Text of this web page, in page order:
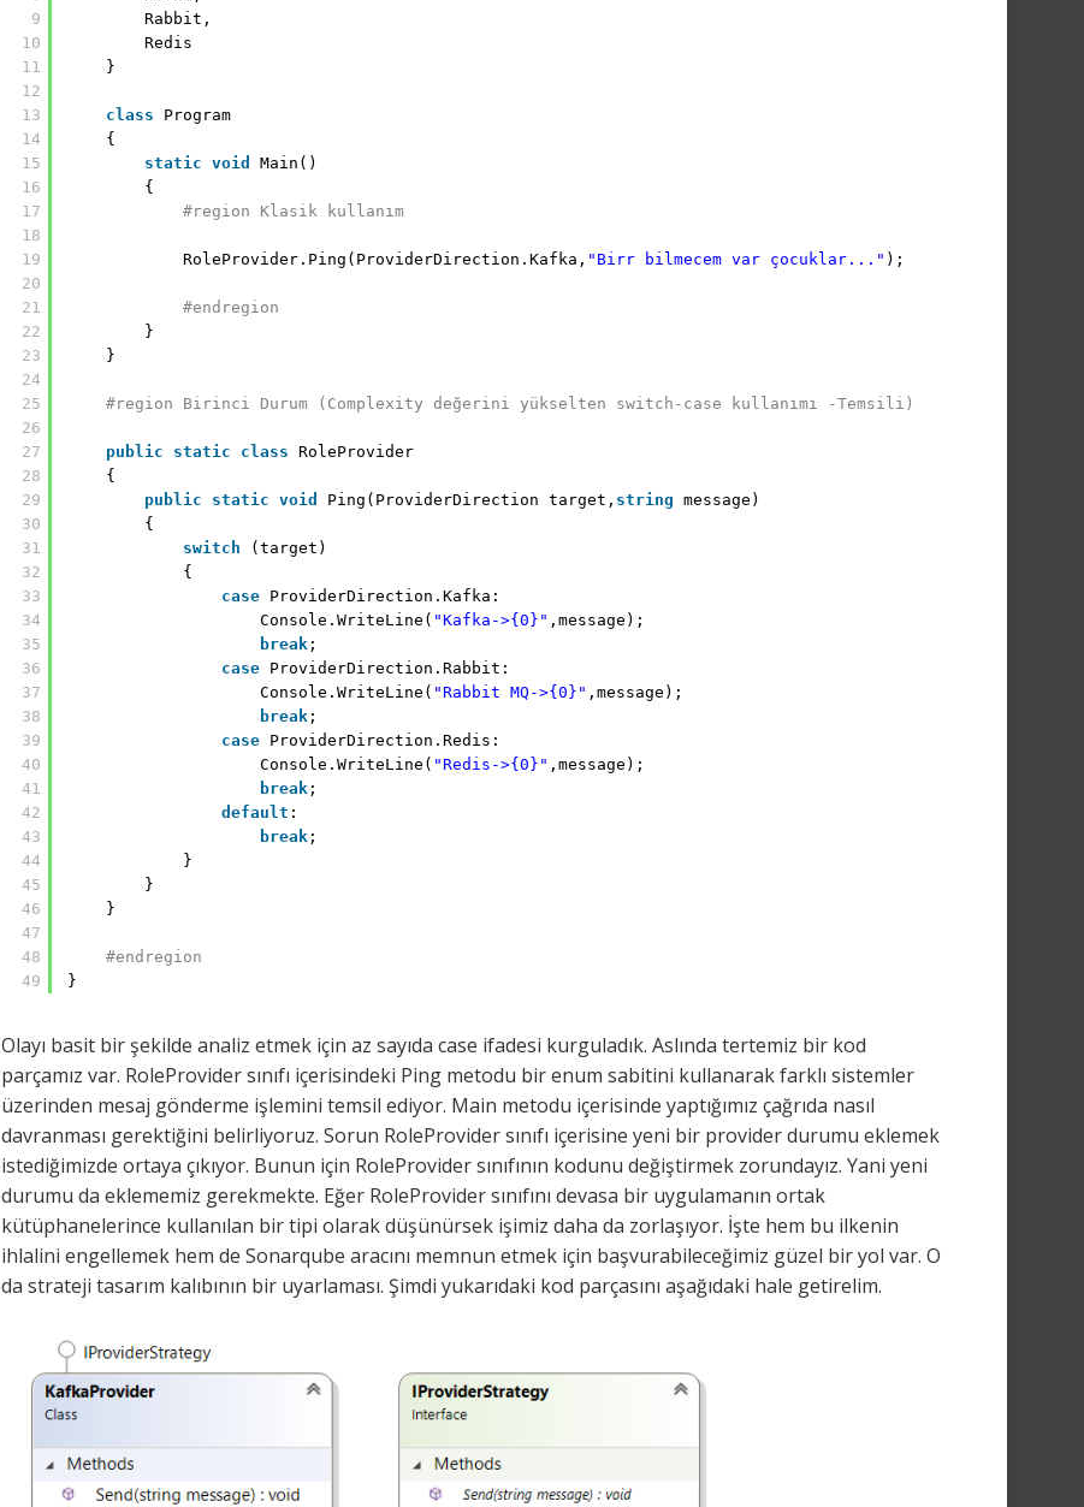
9
10
11
12
13
14
15
16
17
18
19
20
21
22
23
24
25
26
27
28
29
30
31
32
33
34
35
36
37
38
39
40
41
42
43
44
45
46
47
48
49
Rabbit,
Redis
}
class
Program
{
static void
Main()
{
#region Klasik kullanım
RoleProvider.Ping(ProviderDirection.Kafka, "Birr bilmecem var çocuklar..." );
#endregion
}
}
#region Birinci Durum (Complexity değerini yükselten switch-case kullanımı -Temsili)
public static class RoleProvider
{
public
static void Ping(ProviderDirection target, string message)
{
switch
(target)
{
case ProviderDirection.Kafka:
Console.WriteLine( "Kafka->{0}" ,message);
break ;
case ProviderDirection.Rabbit:
Console.WriteLine( "Rabbit MQ->{0}" ,message);
break ;
case ProviderDirection.Redis:
Console.WriteLine( "Redis->{0}" ,message);
break ;
default :
break ;
}
}
}
#endregion
}
Olayı basit bir şekilde analiz etmek için az sayıda case ifadesi kurguladık. Aslında tertemiz bir kod
parçamız var. RoleProvider sınıfı içerisindeki Ping metodu bir enum sabitini kullanarak farklı sistemler
üzerinden mesaj gönderme işlemini temsil ediyor. Main metodu içerisinde yaptığımız çağrıda nasıl
davranması gerektiğini belirliyoruz. Sorun RoleProvider sınıfı içerisine yeni bir provider durumu eklemek
istediğimizde ortaya çıkıyor. Bunun için RoleProvider sınıfının kodunu değiştirmek zorundayız. Yani yeni
durumu da eklememiz gerekmekte. Eğer RoleProvider sınıfını devasa bir uygulamanın ortak
kütüphanelerince kullanılan bir tipi olarak düşünürsek işimiz daha da zorlaşıyor. İşte hem bu ilkenin
ihlalini engellemek hem de Sonarqube aracını memnun etmek için başvurabileceğimiz güzel bir yol var. O
da strateji tasarım kalıbının bir uyarlaması. Şimdi yukarıdaki kod parçasını aşağıdaki hale getirelim.